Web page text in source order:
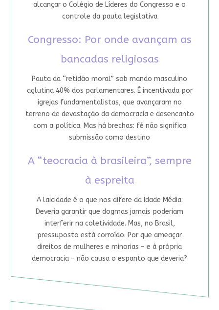
alcançar o Colégio de Líderes do Congresso e o
controle da pauta legislativa
Congresso: Por onde avançam as
bancadas religiosas
Pauta da “retidão moral” sob mando masculino
aglutina 40% dos parlamentares. É incentivada por
igrejas fundamentalistas, que avançaram no
terreno de devastação da democracia e desencanto
com a política. Mas há brechas: fé não significa
submissão como destino
A “teocracia à brasileira”, sempre
à espreita
A laicidade é o que nos difere da Idade Média.
Deveria garantir que dogmas jamais poderiam
interferir na coletividade. Mas, no Brasil,
pressuposto está corroído. Por que ameaçar
direitos de mulheres e minorias – e à própria
democracia – não causa o espanto que deveria?